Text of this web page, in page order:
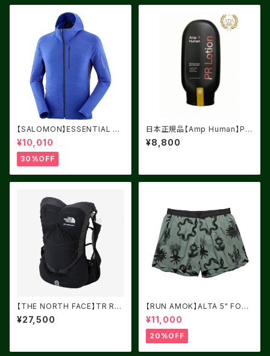
【SALOMON】ESSENTIAL LI
GHT WARM フード付 Surf Th
e Web
¥10,010
30%OFF
日本正規品【Amp Human】PR
ローション
¥8,800
【THE NORTH FACE】TR RO
CKET ブラック
¥27,500
【RUN AMOK】ALTA 5" FORE
ST
¥11,000
20%OFF